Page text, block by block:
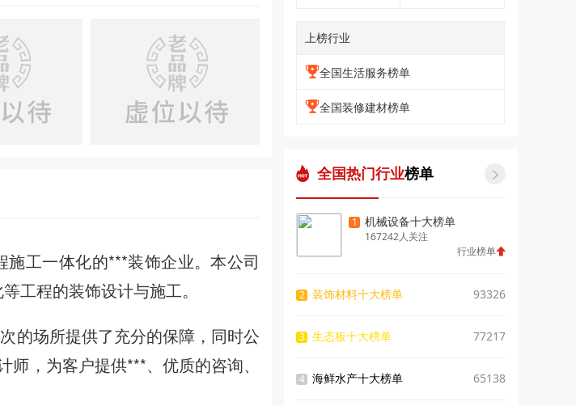
工一体化的***装饰企业。本公司
工程的装饰设计与施工。
的场所提供了充分的保障，同时公
，为客户提供***、优质的咨询、
上榜行业
全国生活服务榜单
全国装修建材榜单
全国热门行业榜单 
1 机械设备十大榜单
167242人关注
行业榜单
2 装饰材料十大榜单 93326
3 生态板十大榜单 77217
4 海鲜水产十大榜单 65138